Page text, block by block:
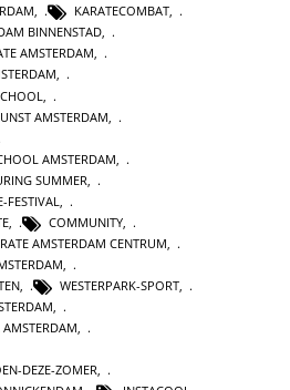
, KARATECOMBAT,
BINNENSTAD,
AMSTERDAM,
,
AMSTERDAM
AMSTERDAM
SUMMER
COMMUNITY
AMSTERDAM CENTRUM
,
, WESTERPARK-SPORT,
,
,
DEZE-ZOMER,